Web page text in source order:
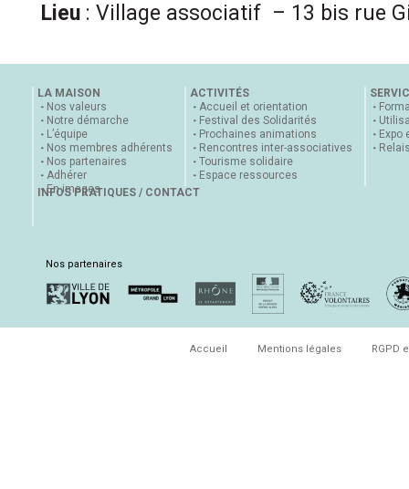
Lieu : Village associatif – 13 bis rue
LA MAISON
Nos valeurs
Notre démarche
L’équipe
Nos membres adhérents
Nos partenaires
Adhérer
En images
ACTIVITÉS
Accueil et orientation
Festival des Solidarités
Prochaines animations
Rencontres inter-associatives
Tourisme solidaire
Espace ressources
Expo
INFOS PRATIQUES / CONTACT
Nos partenaires
Accueil Mentions légales RGPD